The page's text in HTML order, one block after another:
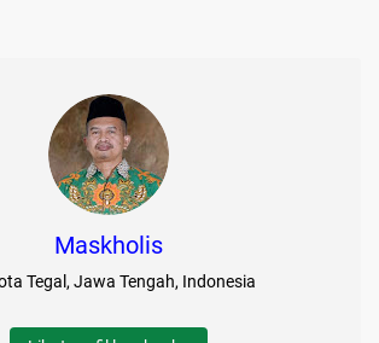
Maskholis
Tegal, Jawa Tengah, Indonesia